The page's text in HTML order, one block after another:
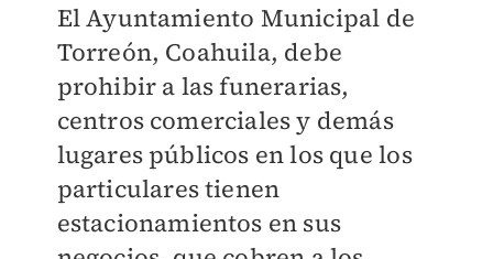
El Ayuntamiento Municipal de
Torreón, Coahuila, debe
prohibir a las funerarias,
centros comerciales y demás
lugares públicos en los que los
particulares tienen
estacionamientos en sus